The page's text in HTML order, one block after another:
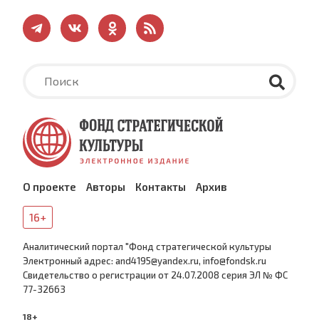
О проекте Авторы Контакты Архив
16+
Аналитический портал "Фонд стратегической культуры
Электронный адрес: and4195@yandex.ru, info@fondsk.ru
Cвидетельство о регистрации от 24.07.2008 серия ЭЛ № ФС
77-32663
18+